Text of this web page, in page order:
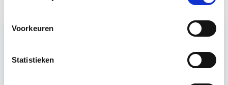
Voorkeuren
Statistieken
Business Case voor Vastgoed- &